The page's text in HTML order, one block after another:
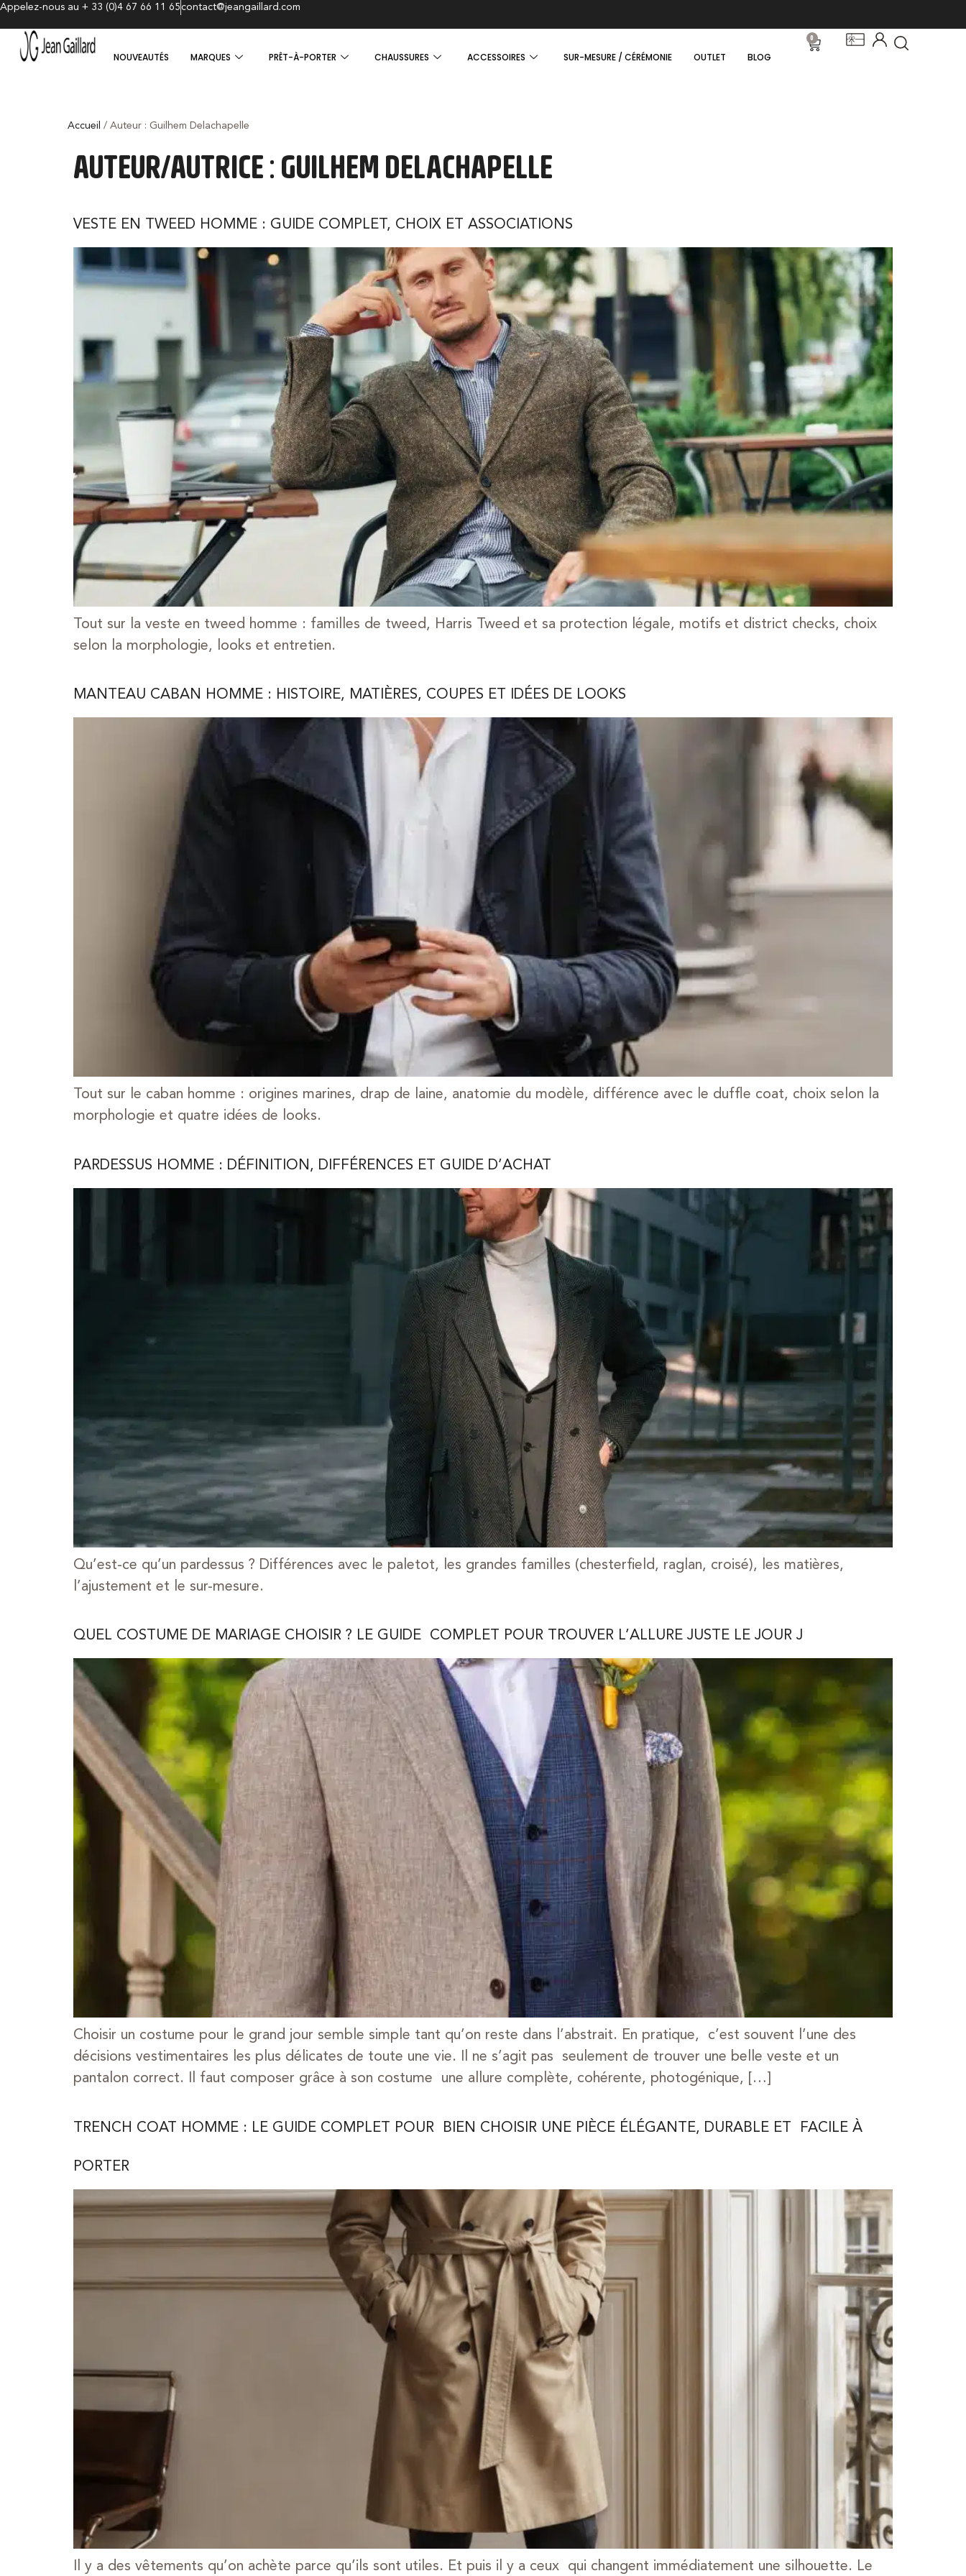
Appelez-nous au + 33 (0)4 67 66 11 65contact@jeangaillard.com
NOUVEAUTÉS MARQUES PRÊT-À-PORTER CHAUSSURES ACCESSOIRES SUR-MESURE / CÉRÉMONIE OUTLET BLOG
0
Accueil / Auteur : Guilhem Delachapelle
AUTEUR/AUTRICE : GUILHEM DELACHAPELLE
VESTE EN TWEED HOMME : GUIDE COMPLET, CHOIX ET ASSOCIATIONS
Tout sur la veste en tweed homme : familles de tweed, Harris Tweed et sa protection légale, motifs et district checks, choix
selon la morphologie, looks et entretien.
MANTEAU CABAN HOMME : HISTOIRE, MATIÈRES, COUPES ET IDÉES DE LOOKS
Tout sur le caban homme : origines marines, drap de laine, anatomie du modèle, différence avec le duffle coat, choix selon la
morphologie et quatre idées de looks.
PARDESSUS HOMME : DÉFINITION, DIFFÉRENCES ET GUIDE D’ACHAT
Qu’est-ce qu’un pardessus ? Différences avec le paletot, les grandes familles (chesterfield, raglan, croisé), les matières,
l’ajustement et le sur-mesure.
QUEL COSTUME DE MARIAGE CHOISIR ? LE GUIDE COMPLET POUR TROUVER L’ALLURE JUSTE LE JOUR J
Choisir un costume pour le grand jour semble simple tant qu’on reste dans l’abstrait. En pratique, c’est souvent l’une des
décisions vestimentaires les plus délicates de toute une vie. Il ne s’agit pas seulement de trouver une belle veste et un
pantalon correct. Il faut composer grâce à son costume une allure complète, cohérente, photogénique, […]
TRENCH COAT HOMME : LE GUIDE COMPLET POUR BIEN CHOISIR UNE PIÈCE ÉLÉGANTE, DURABLE ET FACILE À
PORTER
Il y a des vêtements qu’on achète parce qu’ils sont utiles. Et puis il y a ceux qui changent immédiatement une silhouette. Le